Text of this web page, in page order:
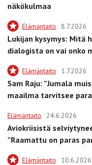
näkökulmaa
Elämäntaito 8.7.2026
Lukijan kysymys: Mitä
dialogista on vai onko
Elämäntaito 1.7.2026
Sam Raju: ”Jumala
maailma tarvitsee
Elämäntaito 24.6.2026
Aviokriisistä
”Raamattu on paras
Elämäntaito 10.6.2026